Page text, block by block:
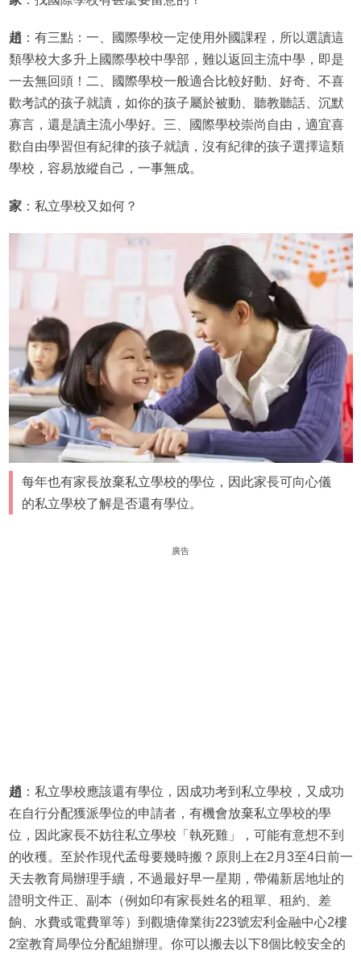
趙 ：有三點：一、國際學校一定使用外國課程，所以選讀這
類學校大多升上國際學校中學部，難以返回主流中學，即是
一去無回頭！二、國際學校一般適合比較好動、好奇、不喜
歡考試的孩子就讀，如你的孩子屬於被動、聽教聽話、沉默
寡言，還是讀主流小學好。三、國際學校崇尚自由，適宜喜
歡自由學習但有紀律的孩子就讀，沒有紀律的孩子選擇這類
學校，容易放縱自己，一事無成。
家：私立學校又如何？
每年也有家長放棄私立學校的學位，因此家長可向心儀
的私立學校了解是否還有學位。
廣告
趙 ：私立學校應該還有學位，因成功考到私立學校，又成功
在自行分配獲派學位的申請者，有機會放棄私立學校的學
位，因此家長不妨往私立學校「執死雞」，可能有意想不到
的收穫。至於作現代孟母要幾時搬？原則上在2月3至4日前一
天去教育局辦理手續，不過最好早一星期，帶備新居地址的
證明文件正、副本（例如印有家長姓名的租單、租約、差
餉、水費或電費單等）到觀塘偉業街223號宏利金融中心2樓
2室教育局學位分配組辦理。你可以搬去以下8個比較安全的